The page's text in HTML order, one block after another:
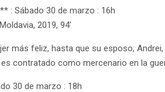
: Sábado 30 de marzo : 16h
2019, 94′
más feliz, hasta que su esposo,
contratado como mercenario en la
30 de marzo : 18h